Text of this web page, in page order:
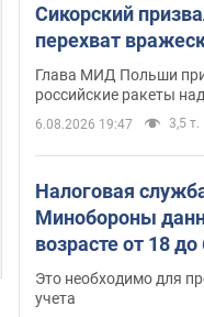
Сикорский
перехват
Украиной
Глава МИД Польши
российские ракеты
6.08.2026 19:47 3,5 т.
Налоговая
Минобороны
возрасте от 18 до
нужно
Это необходимо для
учета